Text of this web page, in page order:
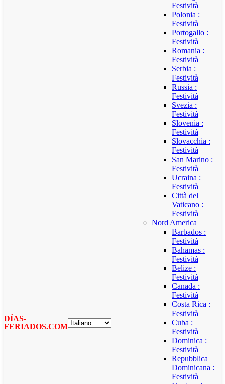
DÍAS-
FERIADOS.COM
Festività
Polonia :
Festività
Portogallo :
Festività
Romania :
Festività
Serbia :
Festività
Russia :
Festività
Svezia :
Festività
Slovenia :
Festività
Slovacchia :
Festività
San Marino :
Festività
Ucraina :
Festività
Città del
Vaticano :
Festività
Nord America
Barbados :
Festività
Bahamas :
Festività
Belize :
Festività
Canada :
Festività
Costa Rica :
Festività
Cuba :
Festività
Dominica :
Festività
Repubblica
Dominicana :
Festività